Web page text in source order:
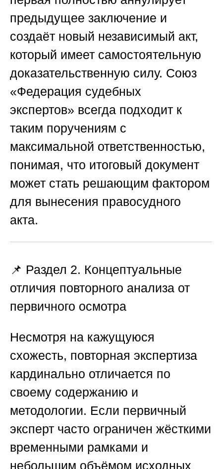
предыдущее заключение и
создаёт новый независимый акт,
который имеет самостоятельную
доказательственную силу. Союз
«Федерация судебных
экспертов» всегда подходит к
таким поручениям с
максимальной ответственностью,
понимая, что итоговый документ
может стать решающим фактором
для вынесения правосудного
акта.
📌 Раздел 2. Концептуальные
отличия повторного анализа от
первичного осмотра
Несмотря на кажущуюся
схожесть, повторная экспертиза
кардинально отличается по
своему содержанию и
методологии. Если первичный
эксперт часто ограничен жёсткими
временными рамками и
небольшим объёмом исходных